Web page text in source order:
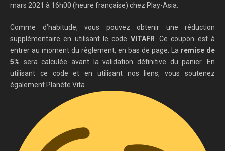
mars 2021 à 16h00 (heure française) chez Play-Asia.
Comme d’habitude, vous pouvez obtenir une réduction
supplémentaire en utilisant le code VITAFR . Ce coupon est à
entrer au moment du règlement, en bas de page. La remise de
5% sera calculée avant la validation définitive du panier. En
utilisant ce code et en utilisant nos liens, vous soutenez
également Planète Vita